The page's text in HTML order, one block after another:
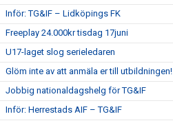
Inför: TG&IF – Lidköpings FK
Freeplay 24.000kr tisdag 17juni
U17-laget slog serieledaren
Glöm inte av att anmäla er till utbildningen!
Jobbig nationaldagshelg för TG&IF
Inför: Herrestads AIF – TG&IF